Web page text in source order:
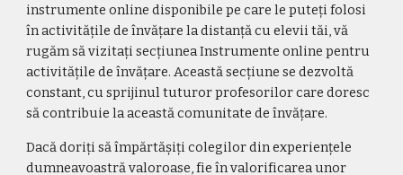
instrumente online disponibile pe care le puteți folosi
în activitățile de învățare la distanță cu elevii tăi, vă
rugăm să vizitați secțiunea Instrumente online pentru
activitățile de învățare. Această secțiune se dezvoltă
constant, cu sprijinul tuturor profesorilor care doresc
să contribuie la această comunitate de învățare.
Dacă doriți să împărtășiț
dumneavoastră valoroase, fie în valorificarea unor